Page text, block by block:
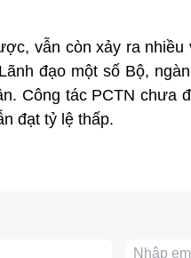
vẫn còn xảy ra
đạo một số Bộ,
Công tác PCTN chưa
đạt tỷ lệ thấp.